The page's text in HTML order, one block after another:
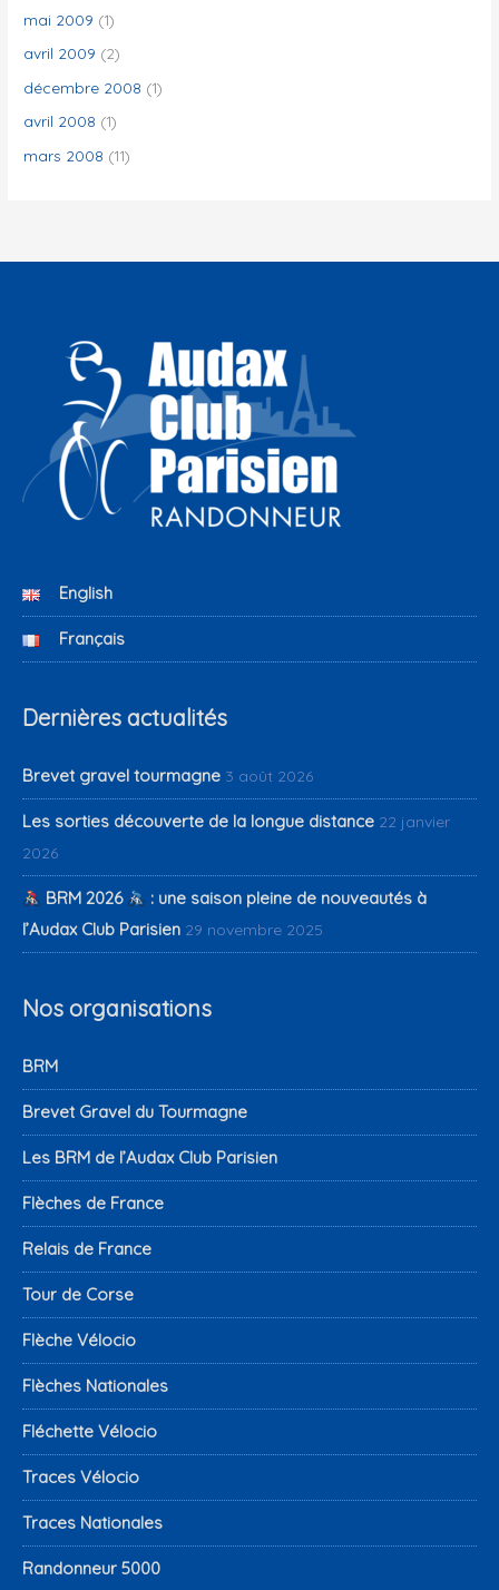
mai 2009 (1)
avril 2009 (2)
décembre 2008 (1)
avril 2008 (1)
mars 2008 (11)
English
Français
Dernières actualités
Brevet gravel tourmagne 3 août 2026
Les sorties découverte de la longue distance 22 janvier
2026
BRM 2026
: une saison pleine de nouveautés à
l’Audax Club Parisien 29 novembre 2025
Nos organisations
BRM
Brevet Gravel du Tourmagne
Les BRM de l’Audax Club Parisien
Flèches de France
Relais de France
Tour de Corse
Flèche Vélocio
Flèches Nationales
Fléchette Vélocio
Traces Vélocio
Traces Nationales
Randonneur 5000